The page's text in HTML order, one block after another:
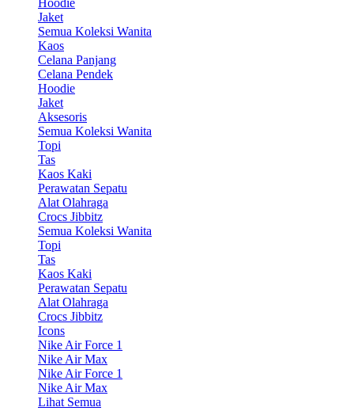
Hoodie
Jaket
Semua Koleksi Wanita
Kaos
Celana Panjang
Celana Pendek
Hoodie
Jaket
Aksesoris
Semua Koleksi Wanita
Topi
Tas
Kaos Kaki
Perawatan Sepatu
Alat Olahraga
Crocs Jibbitz
Semua Koleksi Wanita
Topi
Tas
Kaos Kaki
Perawatan Sepatu
Alat Olahraga
Crocs Jibbitz
Icons
Nike Air Force 1
Nike Air Max
Nike Air Force 1
Nike Air Max
Lihat Semua